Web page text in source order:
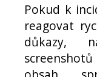
Pokud k
reagovat
důkazy,